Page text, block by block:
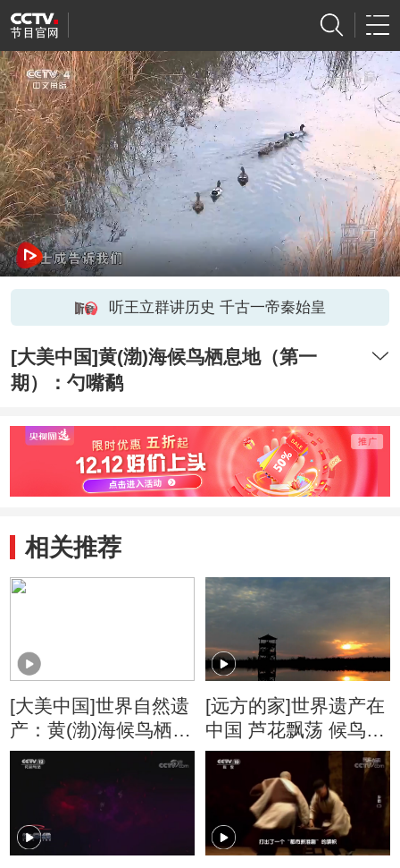
听王立群讲历史 千古一帝秦始皇
[大美中国]黄(渤)海候鸟栖息地（第一
期）：勺嘴鹬
相关推荐
[大美中国]世界自然遗
产：黄(渤)海候鸟栖息
地（第一期）
[远方的家]世界遗产在
中国 芦花飘荡 候鸟天
堂